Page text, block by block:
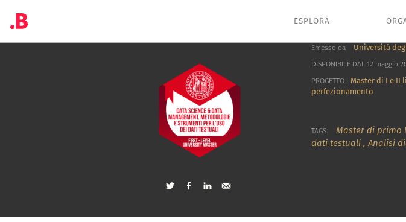
ESPLORA
Emesso da Università
DISPONIBILE DAL 12 maggio
PROGETTO
Master di I e II
perfezionamento
TAGS: Master di primo
dati testuali ,Analisi